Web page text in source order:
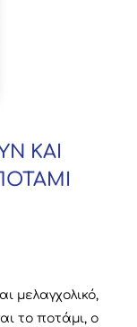
ΚΑΙ
μελαγχολικό,
το ποτάμι, ο